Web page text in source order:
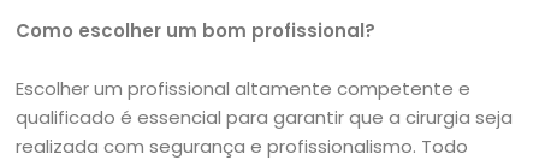
Como escolher um bom profissional?
Escolher um profissional altamente competente e
qualificado é essencial para garantir que a cirurgia seja
realizada com segurança e profissionalismo. Todo